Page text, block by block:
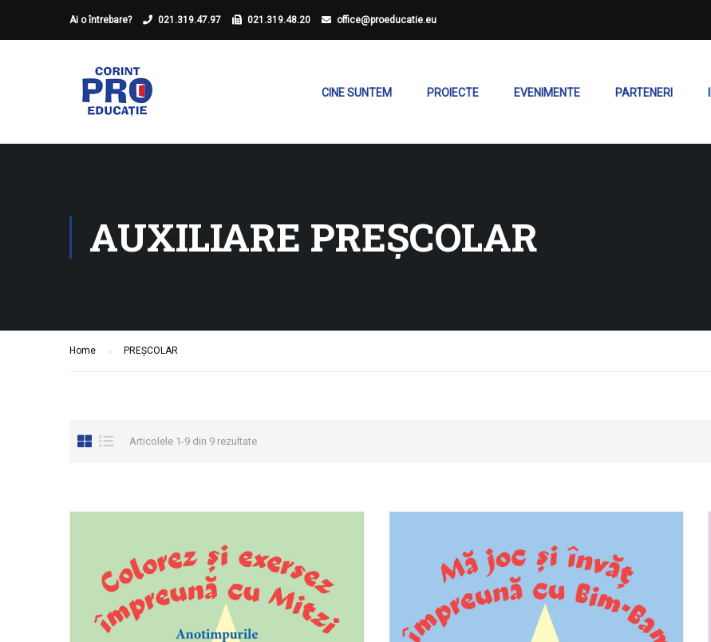
Ai o întrebare? 021.319.47.97 021.319.48.20 office@proeducatie.eu
CINE SUNTEM PROIECTE EVENIMENTE PARTENERI
AUXILIARE PREȘCOLAR
Home PREȘCOLAR
Articolele 1-9 din 9 rezultate